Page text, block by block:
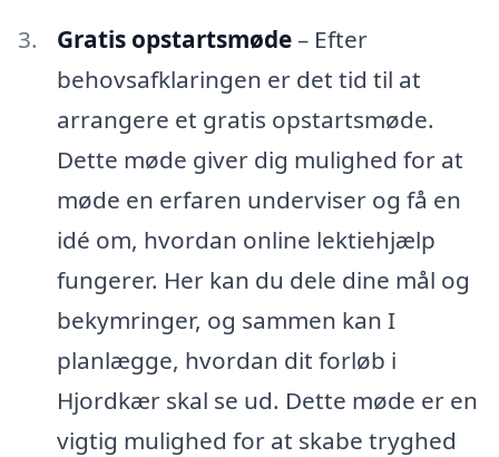
Gratis opstartsmøde– Efter
behovsafklaringen er det tid til at
arrangere et gratis opstartsmøde.
Dette møde giver dig mulighed for at
møde en erfaren underviser og få en
idé om, hvordan online lektiehjælp
fungerer. Her kan du dele dine mål og
bekymringer, og sammen kan I
planlægge, hvordan dit forløb i
Hjordkær skal se ud. Dette møde er en
vigtig mulighed for at skabe tryghed